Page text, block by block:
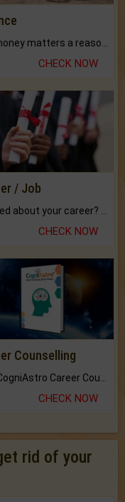
Are money matters a reason for the dark-circles under your eyes?
CHECK NOW
/ Job
CHECK NOW
Counselling
The CogniAstro Career Counselling Report is the most comprehensive report available on this topic.
CHECK NOW
rid of your